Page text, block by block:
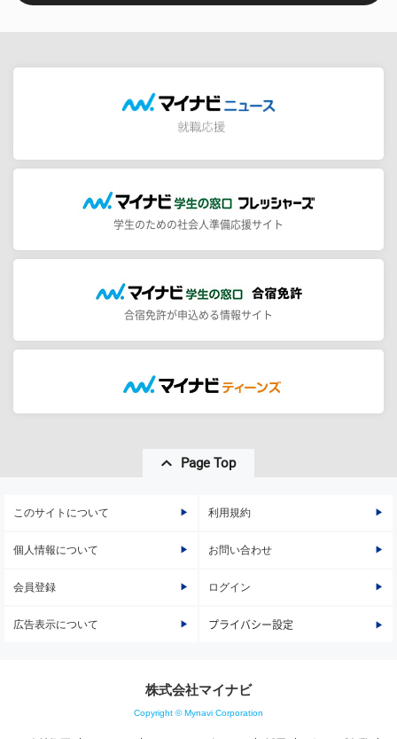
学生のための社会人準備応援サイト
合宿免許が申込める情報サイト
Page Top
このサイトについて 利用規約
個人情報について お問い合わせ
会員登録 ログイン
広告表示について プライバシー設定
株式会社マイナビ
Copyright © Mynavi Corporation